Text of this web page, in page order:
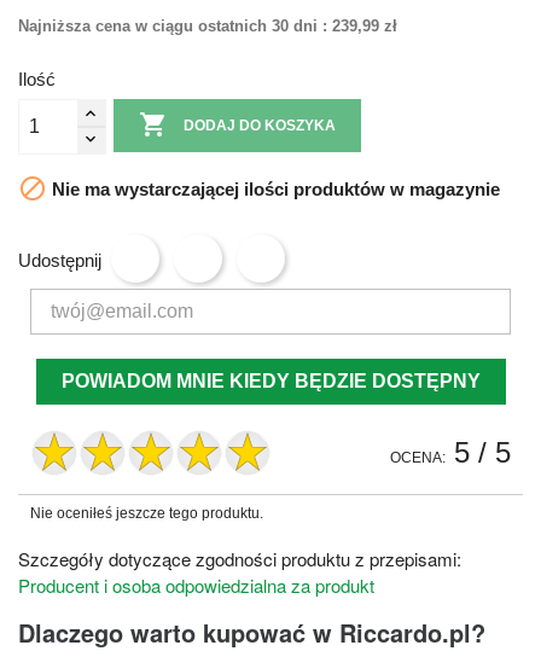
Najniższa cena w ciągu ostatnich 30 dni : 239,99 zł
Ilość
 DODAJ DO KOSZYKA
 Nie ma wystarczającej ilości produktów w magazynie
Udostępnij
POWIADOM MNIE KIEDY BĘDZIE DOSTĘPNY
OCENA: 5 / 5
Nie oceniłeś jeszcze tego produktu.
Szczegóły dotyczące zgodności produktu z przepisami:
Producent i osoba odpowiedzialna za produkt
Dlaczego warto kupować w Riccardo.pl?